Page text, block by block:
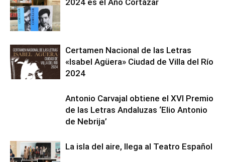
Certamen Nacional de las Letras
«Isabel Agüera» Ciudad de Villa del Río
2024
Antonio Carvajal obtiene el XVI Premio
de las Letras Andaluzas ‘Elio Antonio
de Nebrija’
La isla del aire, llega al Teatro Español